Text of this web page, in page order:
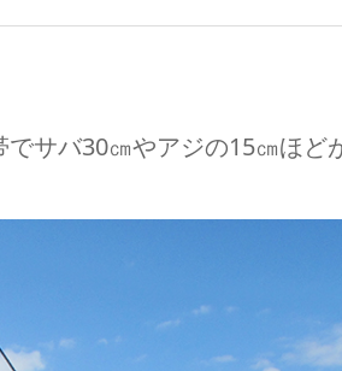
サバ30㎝やアジの15㎝ほど